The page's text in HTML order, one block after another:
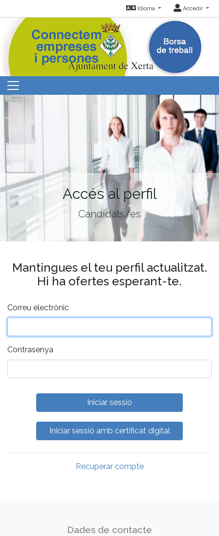
Idioma Accedir
Accés al perfil
Candidats/es
Mantingues el teu perfil actualitzat.
Hi ha ofertes esperant-te.
Correu electrònic
Contrasenya
Recuperar compte
Dades de contacte